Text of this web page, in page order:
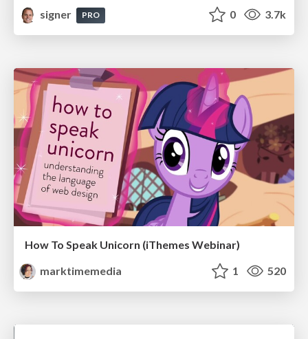
signer
PRO 0 3.7k
How To Speak Unicorn (iThemes Webinar)
marktimemedia
1 520